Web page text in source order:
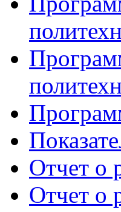
Отчет о
Отчет о